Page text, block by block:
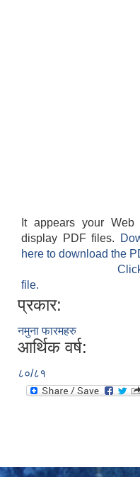
It appears your
display PDF files.
here to download the
file.
प्रकार:
नमुना फारमहरु
आर्थिक वर्ष:
८०/८१